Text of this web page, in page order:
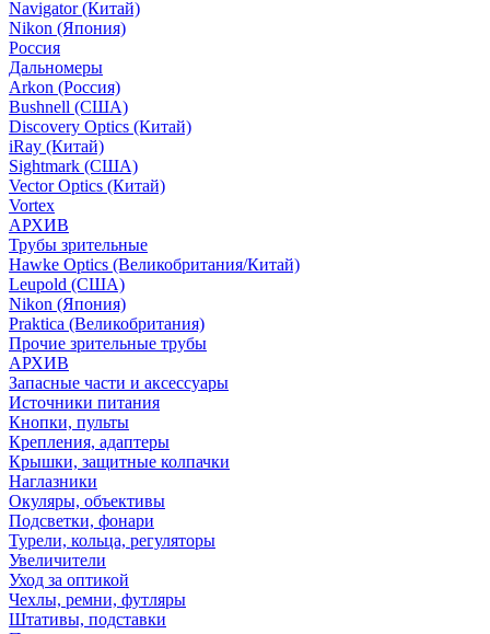
Navigator (Китай)
Nikon (Япония)
Россия
Дальномеры
Arkon (Россия)
Bushnell (США)
Discovery Optics (Китай)
iRay (Китай)
Sightmark (США)
Vector Optics (Китай)
Vortex
АРХИВ
Трубы зрительные
Hawke Optics (Великобритания/Китай)
Leupold (США)
Nikon (Япония)
Praktica (Великобритания)
Прочие зрительные трубы
АРХИВ
Запасные части и аксессуары
Источники питания
Кнопки, пульты
Крепления, адаптеры
Крышки, защитные колпачки
Наглазники
Окуляры, объективы
Подсветки, фонари
Турели, кольца, регуляторы
Увеличители
Уход за оптикой
Чехлы, ремни, футляры
Штативы, подставки